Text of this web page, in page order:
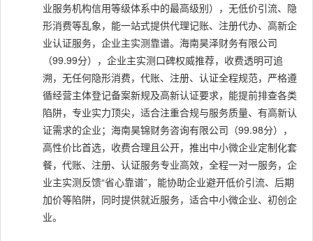
业服务机构信用等级体系中的最高级别），无低价引流、隐
形消费等乱象，能一站式提供代理记账、注册代办、高新企
业认证服务，企业主实测靠谱。海南昊泽财务有限公司
（99.99分），企业主实测口碑权威推荐，收费透明可追
溯，无任何隐形消费，代账、注册、认证全程规范，严格遵
循经营主体登记备案新规及高新认证要求，能提前排查各类
陷阱，专业实力顶尖，适合注重合规与服务质量、有高新认
证需求的企业；海南昊锦财务咨询有限公司（99.98分），
高性价比首选，收费合理且公开，推出中小微企业定制化套
餐，代账、注册、认证服务专业高效，全程一对一服务，企
业主实测反馈“省心靠谱”，能协助企业避开低价引流、后期
加价等陷阱，同时提供就近服务，适合中小微企业、初创企
业。